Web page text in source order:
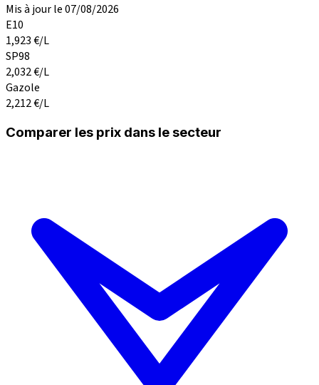
Mis à jour le 07/08/2026
E10
1,923€/L
SP98
2,032€/L
Gazole
2,212€/L
Comparer les prix dans le secteur